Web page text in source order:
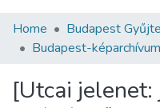
Communities &
Statistics
Home Budapest
Budapest-képarchívum
[Utcai